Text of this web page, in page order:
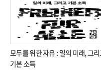
모두를 위한 자유 : 일의 미래, 그
기본 소득